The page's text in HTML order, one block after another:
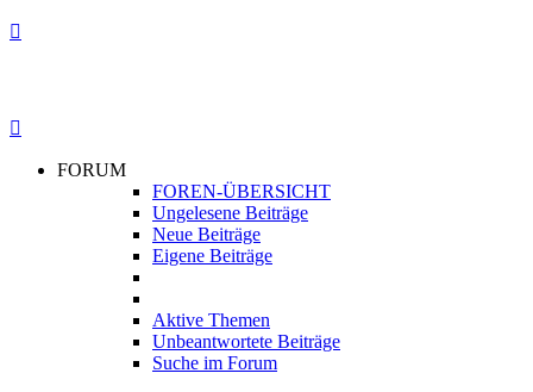
FORUM
FOREN-ÜBERSICHT
Ungelesene Beiträge
Neue Beiträge
Eigene Beiträge
Aktive Themen
Unbeantwortete Beiträge
Suche im Forum